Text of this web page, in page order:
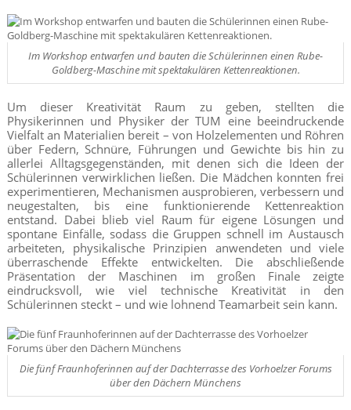
Im Workshop entwarfen und bauten die Schülerinnen einen Rube-
Goldberg-Maschine mit spektakulären Kettenreaktionen.
Um dieser Kreativität Raum zu geben, stellten die
Physikerinnen und Physiker der TUM eine beeindruckende
Vielfalt an Materialien bereit – von Holzelementen und Röhren
über Federn, Schnüre, Führungen und Gewichte bis hin zu
allerlei Alltagsgegenständen, mit denen sich die Ideen der
Schülerinnen verwirklichen ließen. Die Mädchen konnten frei
experimentieren, Mechanismen ausprobieren, verbessern und
neugestalten, bis eine funktionierende Kettenreaktion
entstand. Dabei blieb viel Raum für eigene Lösungen und
spontane Einfälle, sodass die Gruppen schnell im Austausch
arbeiteten, physikalische Prinzipien anwendeten und viele
überraschende Effekte entwickelten. Die abschließende
Präsentation der Maschinen im großen Finale zeigte
eindrucksvoll, wie viel technische Kreativität in den
Schülerinnen steckt – und wie lohnend Teamarbeit sein kann.
Die fünf Fraunhoferinnen auf der Dachterrasse des Vorhoelzer Forums
über den Dächern Münchens